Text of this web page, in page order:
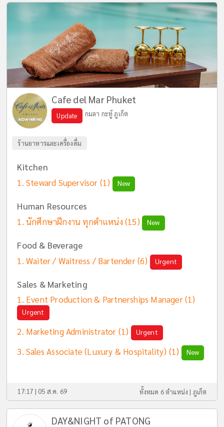
Cafe del Mar Phuket
Update กมลา กะทู้ ภูเก็ต
ร้านอาหารและเครื่องดื่ม
Kitchen
Steward Supervisor (1) New
Human Resources
นักศึกษาฝึกงาน ทุกตำแหน่ง(15) New
Food & Beverage
Waiter / Waitress / Bartender(6) Urgent
Sales & Marketing
Event Production & Partnerships Manager(1)
Urgent
Marketing Administrator (1) Urgent
Sales Associate (Luxury & Hospitality) (1) New
17:17 | 05 ส.ค. 69 ทั้งหมด 6 ตำแหน่ง | ภูเก็ต
DAY&NIGHT of PATONG